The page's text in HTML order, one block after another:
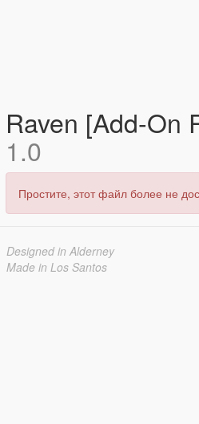
Raven [Add-On
1.0
Простите, этот файл более не
Designed in Alderney
Made in Los Santos